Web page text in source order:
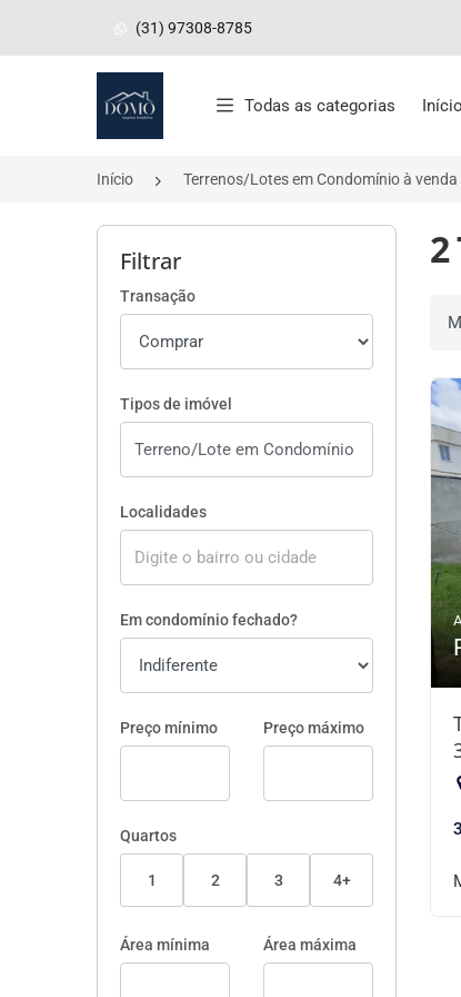
(31) 97308-8785
Página inicial
Todas as categorias Início
Início Terrenos/Lotes em Condomínio à venda
Filtrar
Transação
Tipos de imóvel
Localidades
Em condomínio fechado?
Preço mínimo Preço máximo
Quartos
1 2 3 4+
Área mínima Área máxima
2